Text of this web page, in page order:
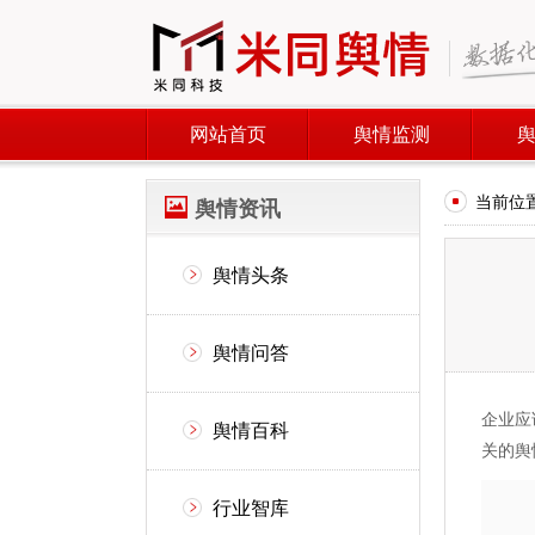
网站首页 舆情监测
舆情资讯
舆情头条
舆情问答
舆情百科
行业智库
当前位
企业
关的